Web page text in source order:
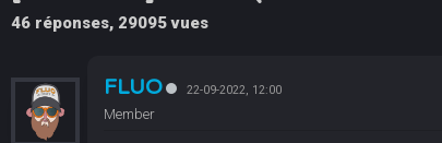
46 réponses, 29095 vues
FLUO 22-09-2022, 12:00
Member